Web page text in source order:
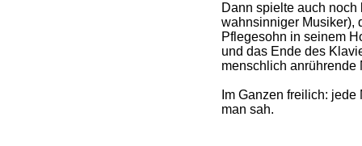
Dann spielte auch noch
wahnsinniger Musiker),
Pflegesohn in seinem
und das Ende des
menschlich anrührende
Im Ganzen freilich:
man sah.